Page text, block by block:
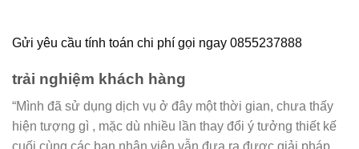
Gửi yêu cầu tính toán chi phí gọi ngay 0855237888
trải nghiệm khách hàng
“Mình đã sử dụng dịch vụ ở đây một thời gian, chưa thấy
hiện tượng gì , mặc dù nhiều lần thay đổi ý tưởng thiết kế